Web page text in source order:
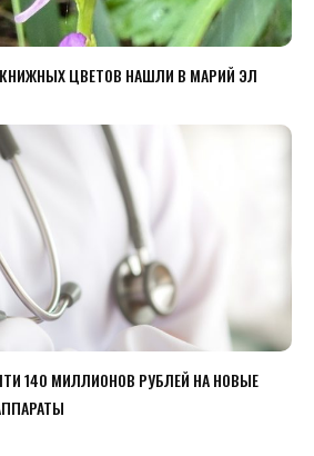
ЦВЕТОВ НАШЛИ В МАРИЙ ЭЛ
140 МИЛЛИОНОВ РУБЛЕЙ НА НОВЫЕ